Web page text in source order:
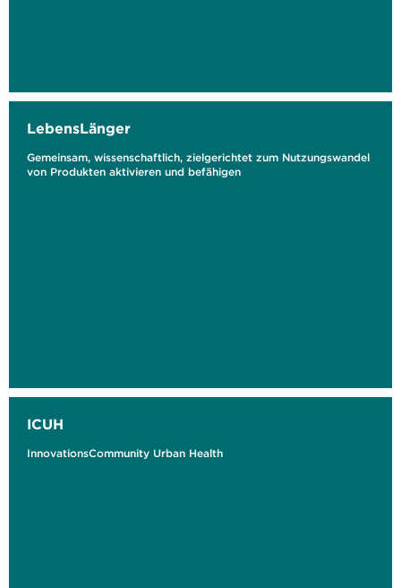
LebensLänger
Gemeinsam, wissenschaftlich, zielgerichtet zum Nutzungswandel
von Produkten aktivieren und befähigen
ICUH
InnovationsCommunity Urban Health